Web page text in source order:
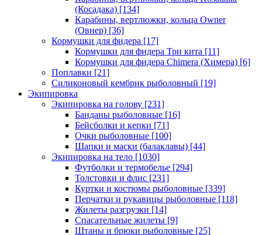
(Косадака) [134]
Карабины, вертлюжки, кольца Owner
(Овнер) [36]
Кормушки для фидера [17]
Кормушки для фидера Три кита [11]
Кормушки для фидера Chimera (Химера) [6]
Поплавки [21]
Силиконовый кембрик рыболовный [19]
Экипировка
Экипировка на голову [231]
Банданы рыболовные [16]
Бейсболки и кепки [71]
Очки рыболовные [100]
Шапки и маски (балаклавы) [44]
Экипировка на тело [1030]
Футболки и термобелье [294]
Толстовки и флис [231]
Куртки и костюмы рыболовные [339]
Перчатки и рукавицы рыболовные [118]
Жилеты разгрузки [14]
Спасательные жилеты [9]
Штаны и брюки рыболовные [25]